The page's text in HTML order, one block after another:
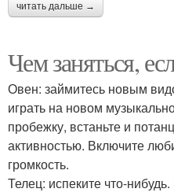
читать дальше →
Чем заняться,
Овен: займитесь новым
играть на новом
пробежку, встаньте и
активностью. Включите
громкость.
Телец: испеките что-